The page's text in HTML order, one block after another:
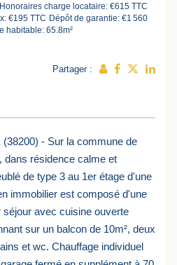
Honoraires charge locataire: €615 TTC
€195 TTC Dépôt de garantie: €1 560
habitable: 65.8m²
Partager :
- Sur la commune de
dans résidence calme et
de type 3 au 1er étage d'une
immobilier est composé d'une
avec cuisine ouverte
sur un balcon de 10m², deux
et wc. Chauffage individuel